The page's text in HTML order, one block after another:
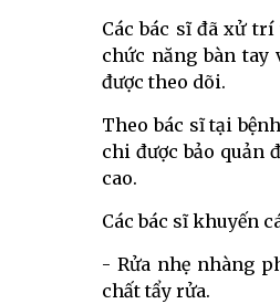
Các bác sĩ đã xử
chức năng bàn tay
được theo dõi.
Theo bác sĩ tại
chi được bảo quản
cao.
Các bác sĩ khuyến
- Rửa nhẹ nhàng
chất tẩy rửa.